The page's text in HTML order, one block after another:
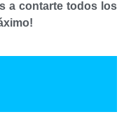
a contarte todos los